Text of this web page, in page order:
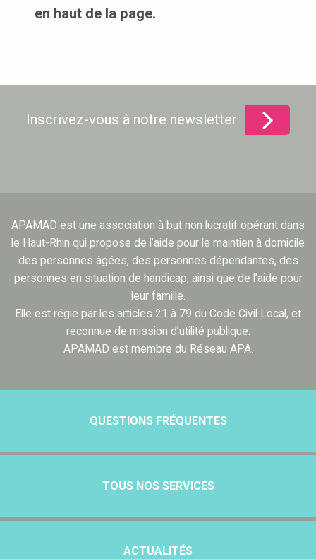
en haut de la page.
Inscrivez-vous à notre newsletter
APAMAD est une association à but non lucratif opérant dans
le Haut-Rhin qui propose de l’aide pour le maintien à domicile
des personnes âgées, des personnes dépendantes, des
personnes en situation de handicap, ainsi que de l’aide pour
leur famille.
Elle est régie par les articles 21 à 79 du Code Civil Local, et
reconnue de mission d’utilité publique.
APAMAD est membre du Réseau APA.
QUESTIONS FRÉQUENTES
TOUS NOS SERVICES
ACTUALITÉS